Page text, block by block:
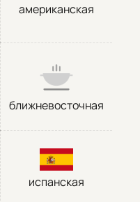
американская
ближневосточная
испанская